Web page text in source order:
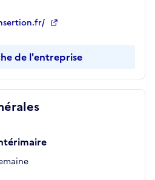
de l'entreprise